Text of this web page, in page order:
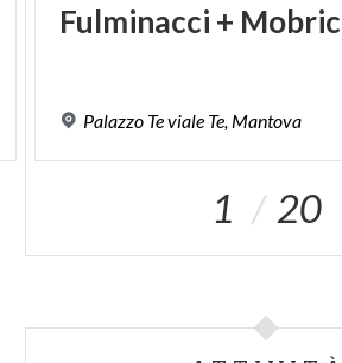
Fulminacci + Mobric
Palazzo Teviale Te, Mantova
1 20